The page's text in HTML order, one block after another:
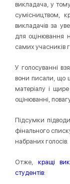
викладача, у
сумісництвом,
викладачів за
для оцінювання
самих учасників
У голосуванні
вони писали, що
матеріалу і
оцінюванні,
Підсумки
фінального
набраних голосів.
Отже, кращі
студентів: